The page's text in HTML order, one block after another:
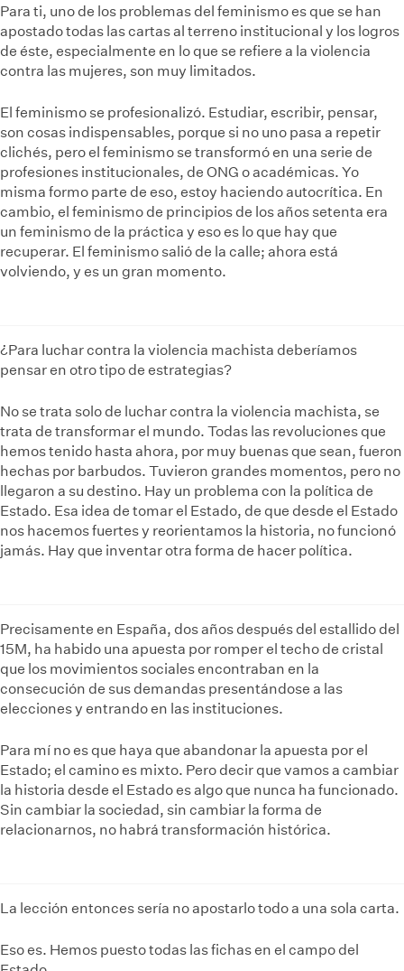
Para ti, uno de los problemas del feminismo es que se han
apostado todas las cartas al terreno institucional y los logros
de éste, especialmente en lo que se refiere a la violencia
contra las mujeres, son muy limitados.
El feminismo se profesionalizó. Estudiar, escribir, pensar,
son cosas indispensables, porque si no uno pasa a repetir
clichés, pero el feminismo se transformó en una serie de
profesiones institucionales, de ONG o académicas. Yo
misma formo parte de eso, estoy haciendo autocrítica. En
cambio, el feminismo de principios de los años setenta era
un feminismo de la práctica y eso es lo que hay que
recuperar. El feminismo salió de la calle; ahora está
volviendo, y es un gran momento.
¿Para luchar contra la violencia machista deberíamos
pensar en otro tipo de estrategias?
No se trata solo de luchar contra la violencia machista, se
trata de transformar el mundo. Todas las revoluciones que
hemos tenido hasta ahora, por muy buenas que sean, fueron
hechas por barbudos. Tuvieron grandes momentos, pero no
llegaron a su destino. Hay un problema con la política de
Estado. Esa idea de tomar el Estado, de que desde el Estado
nos hacemos fuertes y reorientamos la historia, no funcionó
jamás. Hay que inventar otra forma de hacer política.
Precisamente en España, dos años después del estallido del
15M, ha habido una apuesta por romper el techo de cristal
que los movimientos sociales encontraban en la
consecución de sus demandas presentándose a las
elecciones y entrando en las instituciones.
Para mí no es que haya que abandonar la apuesta por el
Estado; el camino es mixto. Pero decir que vamos a cambiar
la historia desde el Estado es algo que nunca ha funcionado.
Sin cambiar la sociedad, sin cambiar la forma de
relacionarnos, no habrá transformación histórica.
La lección entonces sería no apostarlo todo a una sola carta.
Eso es. Hemos puesto todas las fichas en el campo del